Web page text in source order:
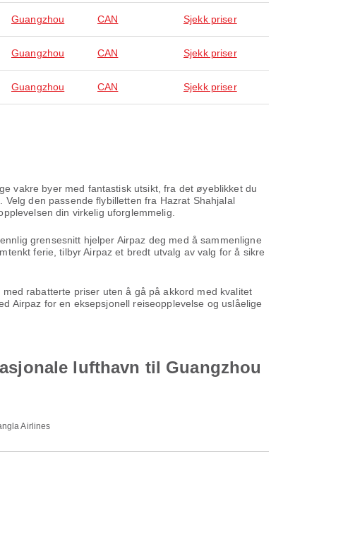
Guangzhou CAN Sjekk priser
Guangzhou CAN Sjekk priser
Guangzhou CAN Sjekk priser
vakre byer med fantastisk utsikt, fra det øyeblikket du
den passende flybilletten fra Hazrat Shahjalal
din virkelig uforglemmelig.
grensesnitt hjelper Airpaz deg med å sammenligne
ferie, tilbyr Airpaz et bredt utvalg av valg for å sikre
rabatterte priser uten å gå på akkord med kvalitet
Airpaz for en eksepsjonell reiseopplevelse og uslåelige
lufthavn til Guangzhou
Airlines